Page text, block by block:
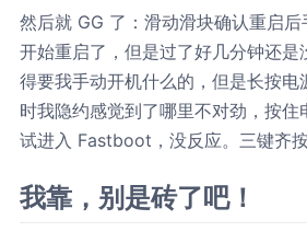
然后就 GG 了：滑动滑块确认重启
开始重启了，但是过了好几分钟还是
得要我手动开机什么的，但是长按电
时我隐约感觉到了哪里不对劲，按住
试进入 Fastboot，没反应。三键齐按
我靠，别是砖了吧！